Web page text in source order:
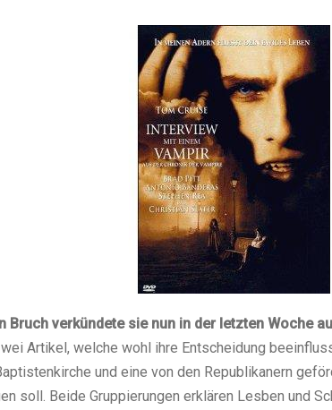
Bruch verkündete sie nun in der letzten Woche
Artikel, welche wohl ihre Entscheidung
und eine von den Republikanern
soll. Beide Gruppierungen erklären Lesben und